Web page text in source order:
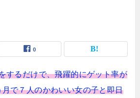
0
するだけで、飛躍的にゲット率が
で７人のかわいい女の子と即日